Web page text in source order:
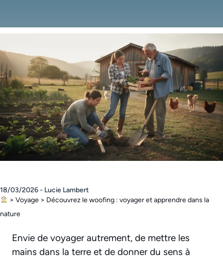
18/03/2026 - Lucie Lambert
> Voyage> Découvrez le woofing : voyager et apprendre dans la
nature
Envie de voyager autrement, de mettre les
mains dans la terre et de donner du sens à